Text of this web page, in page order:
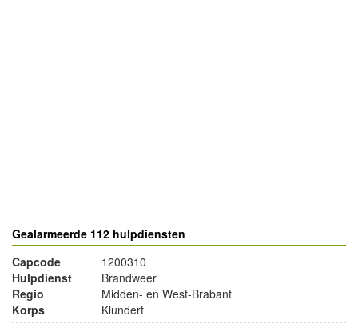
Gealarmeerde 112 hulpdiensten
Capcode
1200310
Hulpdienst
Brandweer
Regio
Midden- en West-Brabant
Korps
Klundert